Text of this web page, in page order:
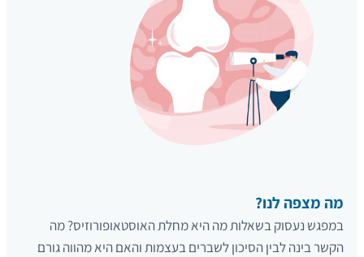
מה מצפה לנו?
במפגש נעסוק בשאלות מה היא מחלת האוסטאופורוזיס? מה
הקשר בינה לבין הסיכון לשברים בעצמות והאם היא מהווה גורם